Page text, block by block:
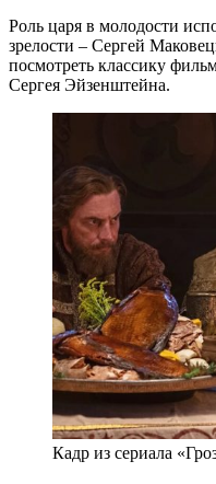
Роль царя в молодости
зрелости – Сергей
посмотреть классику
Сергея Эйзенштейна.
Кадр из сериала